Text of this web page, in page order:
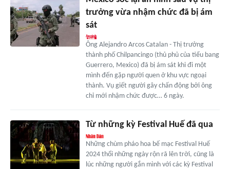
trưởng vừa nhậm chức đã bị ám
sát
Ông Alejandro Arcos Catalan - Thị trưởng
thành phố Chilpancingo (thủ phủ của tiểu bang
Guerrero, Mexico) đã bị ám sát khi đi một
mình đến gặp người quen ở khu vực ngoại
thành. Vụ giết người gây chấn động bởi ông
chỉ mới nhậm chức được… 6 ngày.
Từ những kỳ Festival Huế đã qua
Những chùm pháo hoa bế mạc Festival Huế
2024 thổi những ngày rộn rã lên trời, cũng là
lúc những người gắn mình với các kỳ Festival